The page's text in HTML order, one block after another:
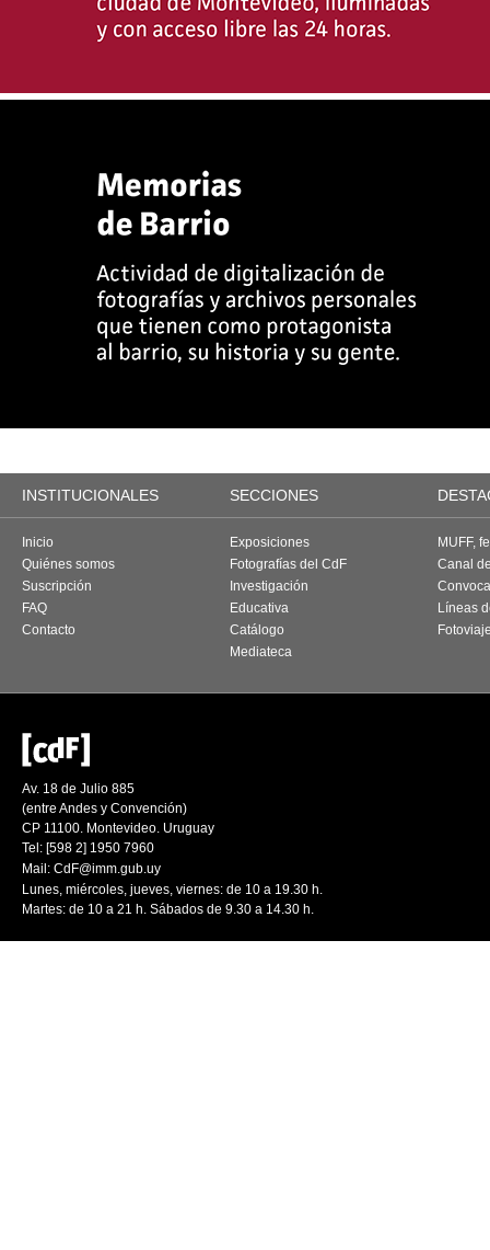
INSTITUCIONALES SECCIONES
Inicio
Quiénes somos
Suscripción
FAQ
Contacto
Exposiciones
Fotografías del CdF
Investigación
Educativa
Catálogo
Mediateca
MUFF,
Canal
Líneas
Av. 18 de Julio 885
(entre Andes y Convención)
CP 11100. Montevideo. Uruguay
Tel: [598 2] 1950 7960
Mail: CdF@imm.gub.uy
Lunes, miércoles, jueves, viernes: de 10 a 19.30 h.
Martes: de 10 a 21 h. Sábados de 9.30 a 14.30 h.